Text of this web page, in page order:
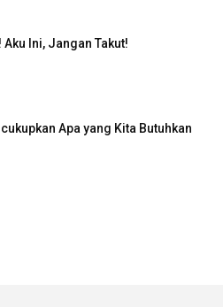
Aku Ini, Jangan Takut!
Apa yang Kita Butuhkan